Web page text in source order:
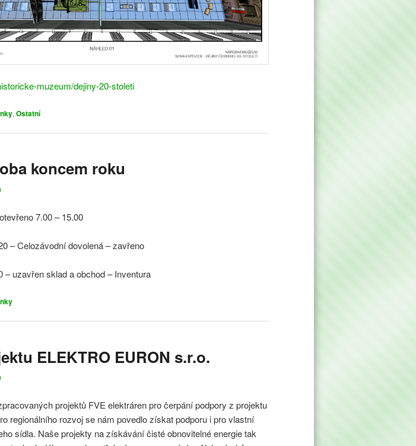
muzeum/dejiny-20-stoleti
, Ostatní
koncem roku
7.00 – 15.00
– Celozávodní dovolená – zavřeno
– uzavřen sklad a obchod – Inventura
ELEKTRO EURON s.r.o.
projektů FVE elektráren pro čerpání podpory z projektu
regionálního rozvoj se nám povedlo získat podporu i pro vlastní
sídla. Naše projekty na získávání čisté obnovitelné energie tak